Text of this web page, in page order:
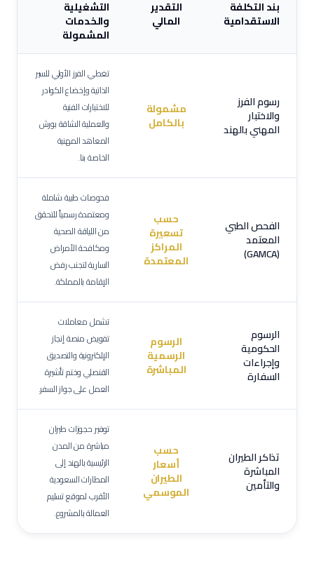
بند التكلفة
الاستقدامية
التقدير
المالي
التشغيلية
والخدمات
المشمولة
رسوم الفرز
والاختبار
المهني بالهند
مشمولة
بالكامل
تغطي الفرز الأولي للسير
الذاتية وإخضاع الكوادر
للاختبارات الفنية
والعملية الشاقة بورش
المعاهد المهنية
الخاصة بنا.
الفحص الطبي
المعتمد
(GAMCA)
حسب
تسعيرة
المراكز
المعتمدة
فحوصات طبية شاملة
ومعتمدة رسمياً للتحقق
من اللياقة الصحية
ومكافحة الأمراض
السارية لتجنب رفض
الإقامة بالمملكة.
الرسوم
الحكومية
وإجراءات
السفارة
الرسوم
الرسمية
المباشرة
تشمل معاملات
تفويض منصة إنجاز
الإلكترونية والتصديق
القنصلي وختم تأشيرة
العمل على جواز السفر.
تذاكر الطيران
المباشرة
والتأمين
حسب
أسعار
الطيران
الموسمي
توفير حجوزات طيران
مباشرة من المدن
الرئيسية بالهند إلى
المطارات السعودية
الأقرب لموقع تسليم
العمالة بالمشروع.